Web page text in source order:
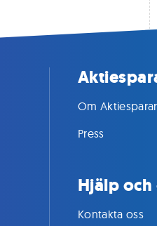
Om
Press
Hjälp
Kontakta oss